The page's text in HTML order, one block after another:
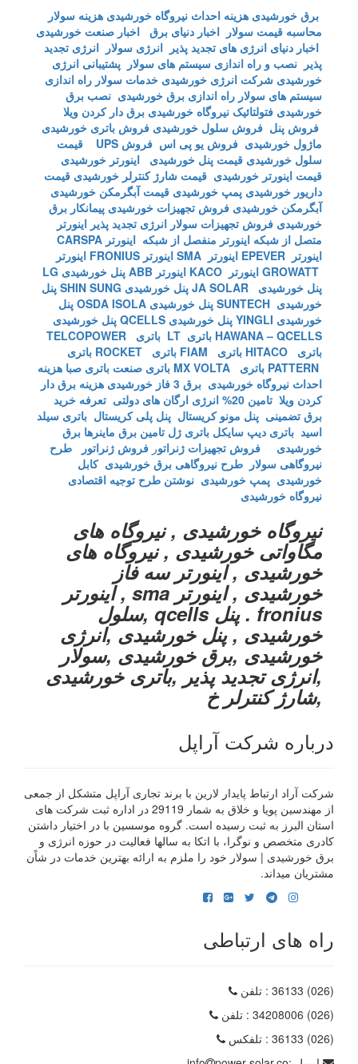
برق خورشیدی هزینه احداث نیروگاه خورشیدی هزینه سولار
محاسبه قیمت سولار اخبار دنیای برق اخبار صنعت خورشیدی
اخبار دنیای انرژی های تجدید پذیر انرژی سولار انرژی تجدید
پذیر نصب و راه اندازی سیستم های سولار پشتیبانی انرژی
خورشیدی شرکت انرژی خورشیدی خدمات سولار راه اندازی
سیستم های سولار راه اندازی برق خورشیدی نصب برق
خورشیدی فتولتائیک نیروگاه خورشیدی برق دار کردن ویلا
فروش پنل فروش سلول خورشیدی فروش باتری خورشیدی
ماژول خورشیدی فروش یو پی اس فروش UPS
قیمت
سلول خورشیدی قیمت پنل خورشیدی
اینورتر خورشیدی
قیمت اینورتر خورشیدی قیمت شارژ کنترلر خورشیدی قیمت
داریور خورشیدی پمپ خورشیدی قیمت آبگرمکن خورشیدی
آبگرمکن خورشیدی فروش تجهیزات خورشیدی پیمانکار برق
خورشیدی فروش تجهیزات سولار انرژی تجدید پذیر اینورتر
متصل از شبکه اینورتر منفصل از شبکه اینورتر CARSPA
اینورتر EPEVER
اینورتر SMA اینورتر FRONIUS
اینورتر
اینورتر KACO اینورتر ABB
پنل خورشیدی LG
پنل خورشیدی JA SOLAR
پنل خورشیدی SHIN SUNG
پنل
خورشیدی SUNTECH
پنل خورشیدی OSDA ISOLA
پنل
خورشیدی YINGLI
پنل خورشیدی QCELLS
پنل خورشیدی
HAWANA – QCELLS باتری LT
باتری TELCOPOWER
باتری HITACO
باتری FIAM باتری ROCKET
باتری
باتری MX VOLTA باتری صنعت باتری صبا هزینه
احداث نیروگاه خورشیدی برق 3 فاز خورشیدی
هزینه برق دار
کردن ویلا تامین 20% انرژی ارگان های دولتی
تعرفه خرید
برق تضمینی پنل مونو کریستال پنل پلی کریستال باتری سیلد
اسید باتری دیپ سایکل باتری ژل تامین برق ماینرها برق
خورشیدی
فروش تجهیزات ژنراتور فروش ژنراتور
طرح
نیروگاهی سولار طرح نیروگاهی برق خورشیدی کابل
خورشیدی پمپ خورشیدی نوشتن طرح توجیه اقتصادی
نیروگاه خورشیدی
نیروگاه خورشیدی , نیروگاه های
مگاواتی خورشیدی , نیروگاه های
خورشیدی , اینورتر سه فاز
خورشیدی , اینورتر sma , اینورتر
fronius . پنل qcells ,سلول
خورشیدی , پنل خورشیدی ,انرژی
خورشیدی ,برق خورشیدی ,سولار
,انرژی تجدید پذیر ,باتری خورشیدی
,شارژ کنترلر خ
درباره شرکت آراپل
شرکت آراد ارتباط پایدار لارین با برند تجاری آراپل متشکل از جمعی
از مهندسین پویا و خلاق به شمار 29119 در اداره ثبت شرکت های
استان البرز به ثبت رسیده است. گروه موسسین با در اختیار داشتن
کادری متخصص و نوگرا، با اتکا به سالها فعالیت در حوزه انرژی و
برق خورشیدی | سولار خود را ملزم به ارائه بهترین خدمات در شاًن
مشتریان میداند.
راه های ارتباطی
(026) 36133
: تلفن
(026) 34208006
: تلفن
(026) 36133
: تلفکس